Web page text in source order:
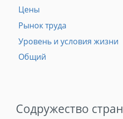
Цены
Рынок труда
Уровень и условия жизни
Общий
Содружество стран